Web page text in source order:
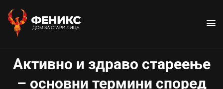
Активно и здраво стареење
– основни термини според